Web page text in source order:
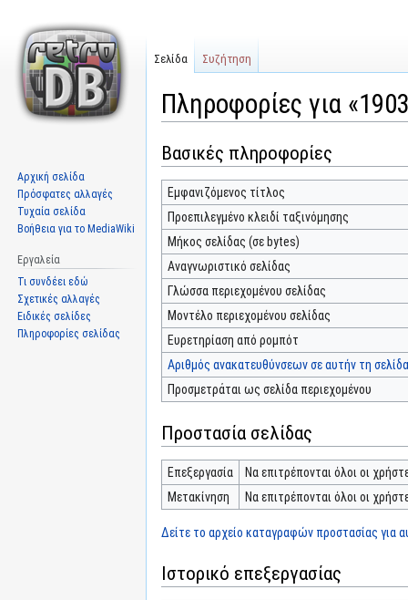
Πληροφορίες για
Μετάβαση
στην
πλοήγηση
Πήδηση
στην
αναζήτηση
Βασικές πληροφορίες
Εμφανιζόμενος τίτλος
Προεπιλεγμένο κλειδί ταξινόμησης
Μήκος σελίδας (σε bytes)
Αναγνωριστικό σελίδας
Γλώσσα περιεχομένου σελίδας
Μοντέλο περιεχομένου σελίδας
Ευρετηρίαση από ρομπότ
Αριθμός ανακατευθύνσεων σε αυτήν τη σελίδα
Προσμετράται ως σελίδα περιεχομένου
Προστασία σελίδας
Επεξεργασία
Να επιτρέπονται όλοι οι
Μετακίνηση
Να επιτρέπονται όλοι οι
Δείτε το αρχείο καταγραφών προστασίας για
Ιστορικό επεξεργασίας
Σελίδα Συζήτηση
Αρχική σελίδα
Πρόσφατες αλλαγές
Τυχαία σελίδα
Βοήθεια για το MediaWiki
Εργαλεία
Τι συνδέει εδώ
Σχετικές αλλαγές
Ειδικές σελίδες
Πληροφορίες σελίδας